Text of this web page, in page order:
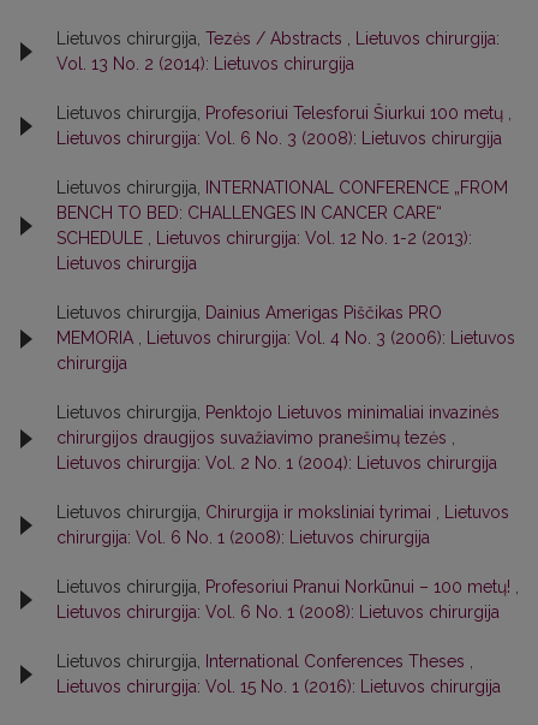
Lietuvos chirurgija, Tezės / Abstracts
Lietuvos chirurgija:
Vol. 13 No. 2 (2014): Lietuvos chirurgija
Lietuvos chirurgija, Profesoriui Telesforui Šiurkui 100 metų
Lietuvos chirurgija: Vol. 6 No. 3 (2008): Lietuvos chirurgija
Lietuvos chirurgija,
INTERNATIONAL CONFERENCE „FROM
BENCH TO BED: CHALLENGES IN CANCER CARE“
SCHEDULE
Lietuvos chirurgija: Vol. 12 No. 1-2 (2013):
Lietuvos chirurgija
Lietuvos chirurgija,
Dainius Amerigas Piščikas PRO
MEMORIA
Lietuvos chirurgija: Vol. 4 No. 3 (2006): Lietuvos
chirurgija
Lietuvos chirurgija,
Penktojo Lietuvos minimaliai invazinės
chirurgijos draugijos suvažiavimo pranešimų tezės
Lietuvos chirurgija: Vol. 2 No. 1 (2004): Lietuvos chirurgija
Lietuvos chirurgija, Chirurgija ir moksliniai tyrimai
Lietuvos
chirurgija: Vol. 6 No. 1 (2008): Lietuvos chirurgija
Lietuvos chirurgija, Profesoriui Pranui Norkūnui – 100 metų!
Lietuvos chirurgija: Vol. 6 No. 1 (2008): Lietuvos chirurgija
Lietuvos chirurgija, International Conferences Theses
Lietuvos chirurgija: Vol. 15 No. 1 (2016): Lietuvos chirurgija